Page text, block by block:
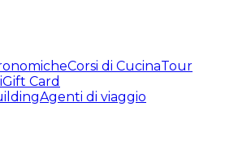
Corsi di CucinaTour
Gift Card
Agenti di viaggio